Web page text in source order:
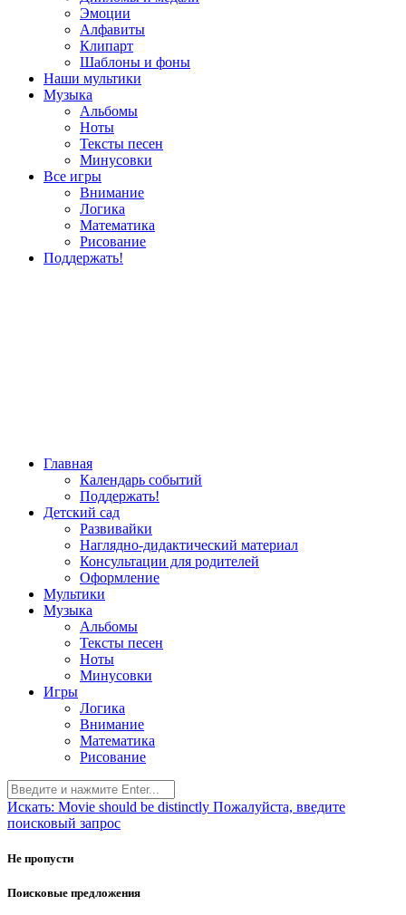
Эмоции
Алфавиты
Клипарт
Шаблоны и фоны
Наши мультики
Музыка
Альбомы
Ноты
Тексты песен
Минусовки
Все игры
Внимание
Логика
Математика
Рисование
Поддержать!
Главная
Календарь событий
Поддержать!
Детский сад
Развивайки
Наглядно-дидактический материал
Консультации для родителей
Оформление
Мультики
Музыка
Альбомы
Тексты песен
Ноты
Минусовки
Игры
Логика
Внимание
Математика
Рисование
Искать: Movie should be distinctly Пожалуйста, введите
поисковый запрос
Не пропусти
Поисковые предложения